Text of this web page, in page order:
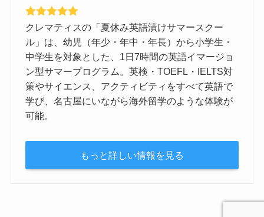
クレマティスの「夏休み英語漬けサマースクー
ル」は、幼児（年少・年中・年長）から小学生・
中学生を対象とした、1日7時間の英語イマージョ
ン型サマープログラム。英検・TOEFL・IELTS対
策やサイエンス、アクティビティをすべて英語で
学び、名古屋にいながら海外留学のような体験が
可能。
もっと詳しい情報を見る